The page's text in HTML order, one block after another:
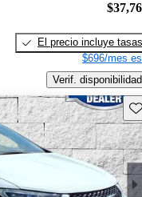
El precio incluye tasas
$696/mes
Verif. disponibilidad